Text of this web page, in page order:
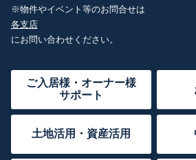
※物件やイベント等のお問合せは
各支店
にお問い合わせください。
ご入居様・オーナー様
サポート
土地活用・資産活用